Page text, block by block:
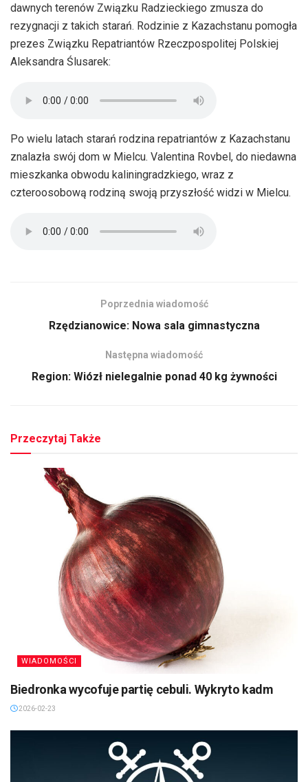
dawnych terenów Związku Radzieckiego zmusza do
rezygnacji z takich starań. Rodzinie z Kazachstanu pomogła
prezes Związku Repatriantów Rzeczpospolitej Polskiej
Aleksandra Ślusarek:
Po wielu latach starań rodzina repatriantów z Kazachstanu
znalazła swój dom w Mielcu. Valentina Rovbel, do niedawna
mieszkanka obwodu kaliningradzkiego, wraz z
czteroosobową rodziną swoją przyszłość widzi w Mielcu.
Poprzednia wiadomość
Rzędzianowice: Nowa sala gimnastyczna
Następna wiadomość
Region: Wiózł nielegalnie ponad 40 kg żywności
Przeczytaj Także
WIADOMOŚCI
Biedronka wycofuje partię cebuli. Wykryto kadm
2026-02-23